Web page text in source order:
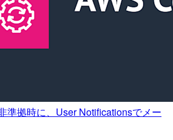
準拠時に、User Notificationsでメー